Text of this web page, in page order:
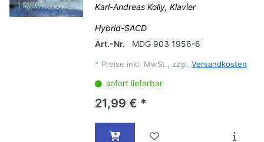
Karl-Andreas Kolly, Klavier
Hybrid-SACD
Art.-Nr.
MDG 903 1956-6
* Preise inkl. MwSt., zzgl. Versandkosten
sofort lieferbar
21,99 € *